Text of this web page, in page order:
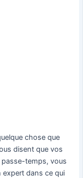
chose que
disent que vos
temps, vous
expert dans ce qui